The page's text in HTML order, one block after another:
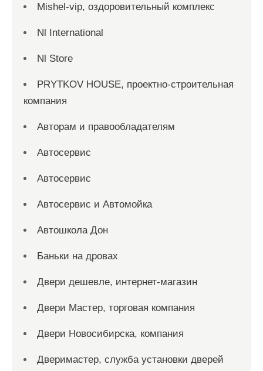
Mishel-vip, оздоровительный комплекс
Nl International
Nl Store
PRYTKOV HOUSE, проектно-строительная
компания
Авторам и правообладателям
Автосервис
Автосервис
Автосервис и Автомойка
Автошкола Дон
Баньки на дровах
Двери дешевле, интернет-магазин
Двери Мастер, торговая компания
Двери Новосибирска, компания
Дверимастер, служба установки дверей